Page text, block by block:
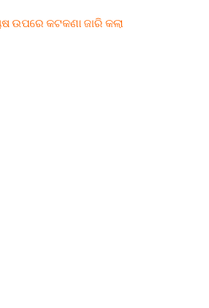
ଉପରେ କଟକଣା ଜାରି କଲା